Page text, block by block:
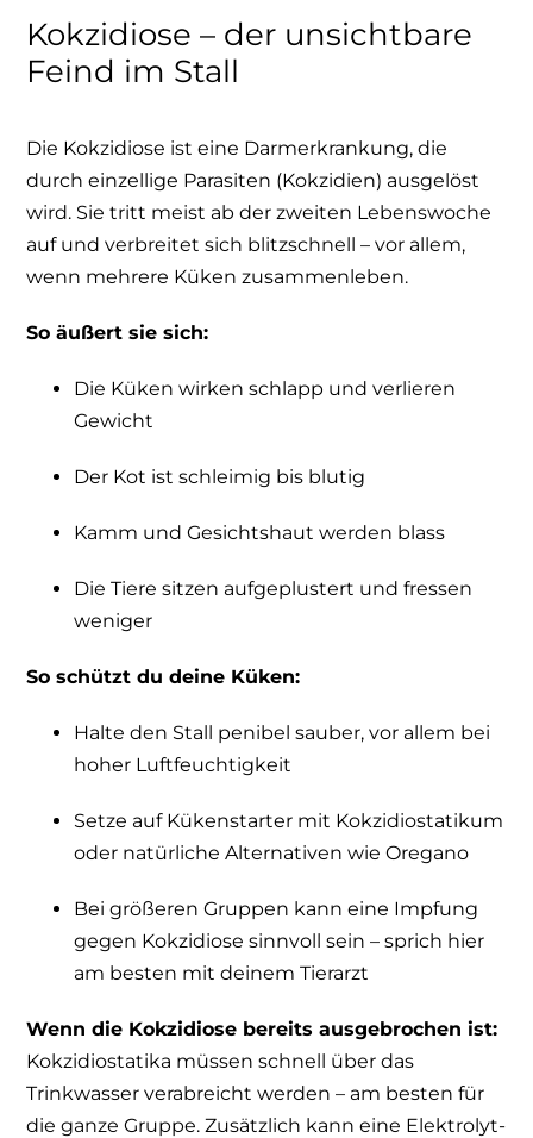
Kokzidiose – der unsichtbare
Feind im Stall
Die Kokzidiose ist eine Darmerkrankung, die
durch einzellige Parasiten (Kokzidien) ausgelöst
wird. Sie tritt meist ab der zweiten Lebenswoche
auf und verbreitet sich blitzschnell – vor allem,
wenn mehrere Küken zusammenleben.
So äußert sie sich:
Die Küken wirken schlapp und verlieren
Gewicht
Der Kot ist schleimig bis blutig
Kamm und Gesichtshaut werden blass
Die Tiere sitzen aufgeplustert und fressen
weniger
So schützt du deine Küken:
Halte den Stall penibel sauber, vor allem bei
hoher Luftfeuchtigkeit
Setze auf Kükenstarter mit Kokzidiostatikum
oder natürliche Alternativen wie Oregano
Bei größeren Gruppen kann eine Impfung
gegen Kokzidiose sinnvoll sein – sprich hier
am besten mit deinem Tierarzt
Wenn die Kokzidiose bereits ausgebrochen ist:
Kokzidiostatika müssen schnell über das
Trinkwasser verabreicht werden – am besten für
die ganze Gruppe. Zusätzlich kann eine Elektrolyt-